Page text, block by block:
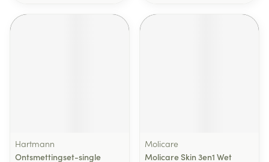
Hartmann
Ontsmettingset-single
Molicare
Molicare Skin 3en1 Wet